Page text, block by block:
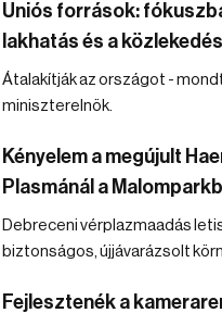
Uniós források:
lakhatás és a közlekedés
Átalakítják az országot -
miniszterelnök.
Kényelem a megújult
Plasmánál a
Debreceni vérplazmaadás
biztonságos, újjávarázsolt
Fejlesztenék a